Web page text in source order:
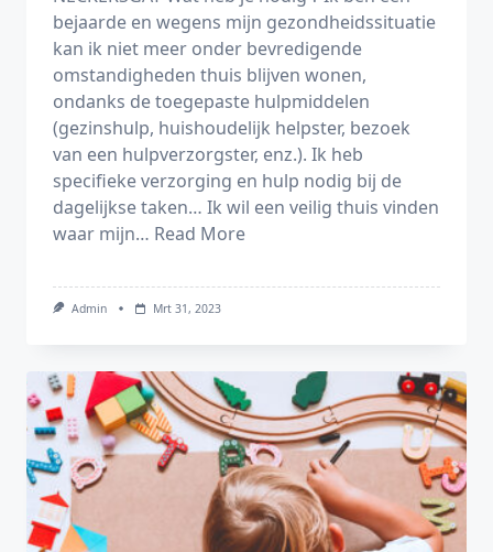
bejaarde en wegens mijn gezondheidssituatie
kan ik niet meer onder bevredigende
omstandigheden thuis blijven wonen,
ondanks de toegepaste hulpmiddelen
(gezinshulp, huishoudelijk helpster, bezoek
van een hulpverzorgster, enz.). Ik heb
specifieke verzorging en hulp nodig bij de
dagelijkse taken… Ik wil een veilig thuis vinden
waar mijn… Read More
Admin Mrt 31, 2023